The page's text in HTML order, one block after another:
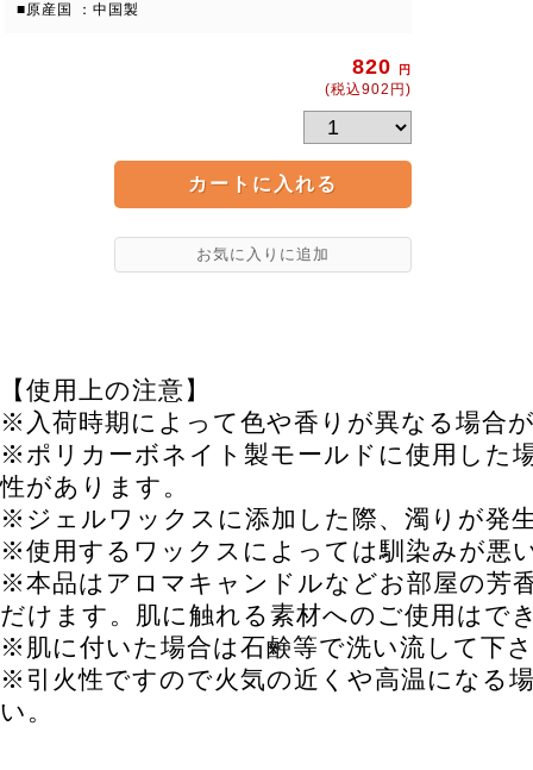
■原産国 ：中国製
820 円
(税込902円)
【使用上の注意】
※入荷時期によって色や香りが異なる場合
※ポリカーボネイト製モールドに使用した
性があります。
※ジェルワックスに添加した際、濁りが発
※使用するワックスによっては馴染みが悪
※本品はアロマキャンドルなどお部屋の芳
だけます。肌に触れる素材へのご使用はで
※肌に付いた場合は石鹸等で洗い流して下
※引火性ですので火気の近くや高温になる
い。